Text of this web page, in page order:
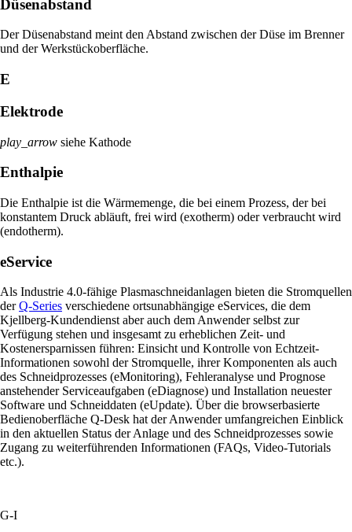
Düsenabstand
Der Düsenabstand meint den Abstand zwischen der Düse im Brenner
und der Werkstückoberfläche.
E
Elektrode
play_arrow siehe Kathode
Enthalpie
Die Enthalpie ist die Wärmemenge, die bei einem Prozess, der bei
konstantem Druck abläuft, frei wird (exotherm) oder verbraucht wird
(endotherm).
eService
Als Industrie 4.0-fähige Plasmaschneidanlagen bieten die Stromquellen
derQ-Series verschiedene ortsunabhängige eServices, die dem
Kjellberg-Kundendienst aber auch dem Anwender selbst zur
Verfügung stehen und insgesamt zu erheblichen Zeit- und
Kostenersparnissen führen: Einsicht und Kontrolle von Echtzeit-
Informationen sowohl der Stromquelle, ihrer Komponenten als auch
des Schneidprozesses (eMonitoring), Fehleranalyse und Prognose
anstehender Serviceaufgaben (eDiagnose) und Installation neuester
Software und Schneiddaten (eUpdate). Über die browserbasierte
Bedienoberfläche Q-Desk hat der Anwender umfangreichen Einblick
in den aktuellen Status der Anlage und des Schneidprozesses sowie
Zugang zu weiterführenden Informationen (FAQs, Video-Tutorials
etc.).
G-I